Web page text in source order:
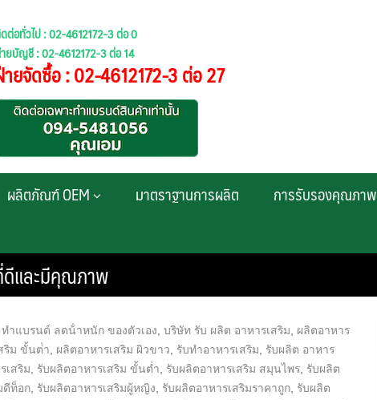
ต่อทั่วไป : 02-4612172-3 ต่อ 0
ยบัญชี : 02-4612172-3 ต่อ 14
ยจัดซื้อ : 02-4612172-3 ต่อ 27
ผลิตภัณฑ์ OEM มาตราฐานการผลิต การรับรองคุณภาพ
ดีและมีคุณภาพ
ทําแบรนด์ ลดน้ําหนัก ของตัวเอง บริษัท รับ ผลิต อาหารเสริม
ผลิตอาหาร
ริม ขั้นต่ํา ผลิตอาหารเสริม ผิวขาว รับทำอาหารเสริม
รับผลิต อาหาร
เสริม รับผลิตอาหารเสริม ขั้นต่ำ รับผลิตอาหารเสริม สมุนไพร รับผลิต
ดีท็อก รับผลิตอาหารเสริมผู้หญิง รับผลิตอาหารเสริมราคาถูก รับผลิต